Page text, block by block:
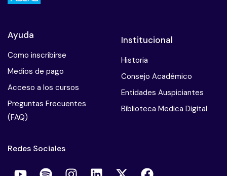
Ayuda
Como inscribirse
Medios de pago
Acceso a los cursos
Preguntas Frecuentes
(FAQ)
Institucional
Historia
Consejo Académico
Entidades Auspiciantes
Biblioteca Medica Digital
Redes Sociales